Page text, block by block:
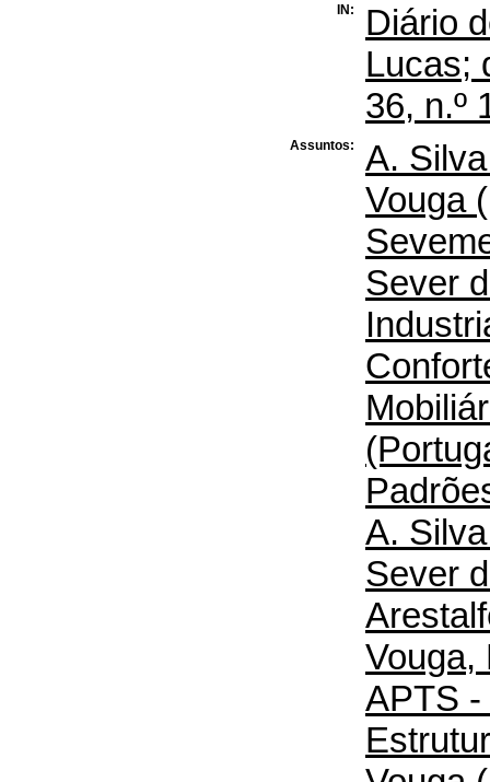
IN:
Diário
Lucas;
36, n.º
Assuntos:
A.
Vouga
Sever
A.
Sever
Vouga,
APTS